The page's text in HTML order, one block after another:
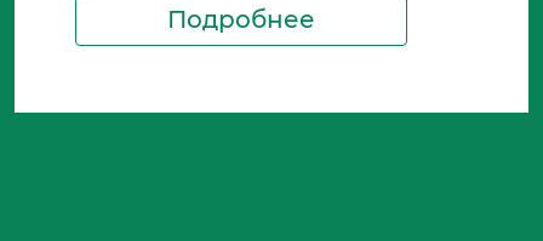
Подробнее